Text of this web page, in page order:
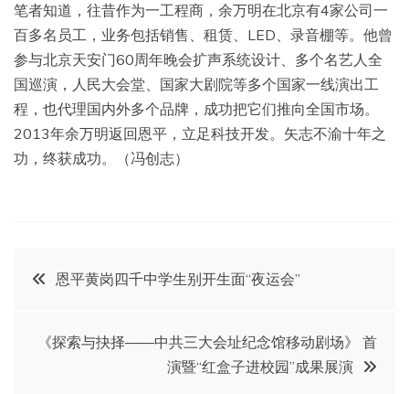
笔者知道，往昔作为一工程商，余万明在北京有4家公司一
百多名员工，业务包括销售、租赁、LED、录音棚等。他曾
参与北京天安门60周年晚会扩声系统设计、多个名艺人全
国巡演，人民大会堂、国家大剧院等多个国家一线演出工
程，也代理国内外多个品牌，成功把它们推向全国市场。
2013年余万明返回恩平，立足科技开发。矢志不渝十年之
功，终获成功。（冯创志）
文
恩平黄岗四千中学生别开生面“夜运会”
《探索与抉择——中共三大会址纪念馆移动剧场》 首
演暨“红盒子进校园”成果展演